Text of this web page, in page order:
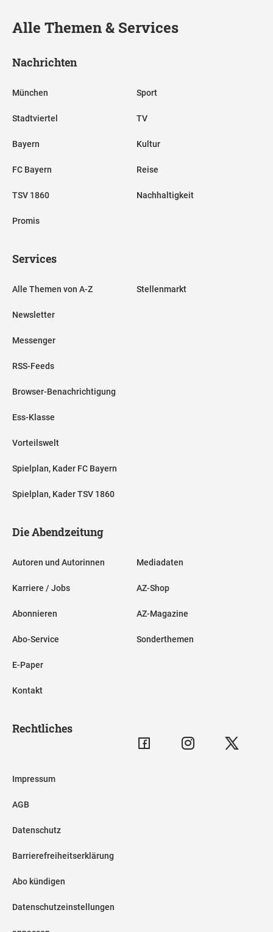
Alle Themen & Services
Nachrichten
München
Stadtviertel
Bayern
FC Bayern
TSV 1860
Promis
Sport
TV
Kultur
Reise
Nachhaltigkeit
Services
Alle Themen von A-Z
Newsletter
Messenger
RSS-Feeds
Browser-Benachrichtigung
Ess-Klasse
Vorteilswelt
Spielplan, Kader FC Bayern
Spielplan, Kader TSV 1860
Stellenmarkt
Die Abendzeitung
Autoren und Autorinnen
Karriere / Jobs
Abonnieren
Abo-Service
E-Paper
Kontakt
Mediadaten
AZ-Shop
AZ-Magazine
Sonderthemen
Rechtliches
Impressum
AGB
Datenschutz
Barrierefreiheitserklärung
Abo kündigen
Datenschutzeinstellungen